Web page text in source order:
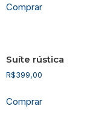
Comprar
Suíte rústica
R$399,00
Comprar